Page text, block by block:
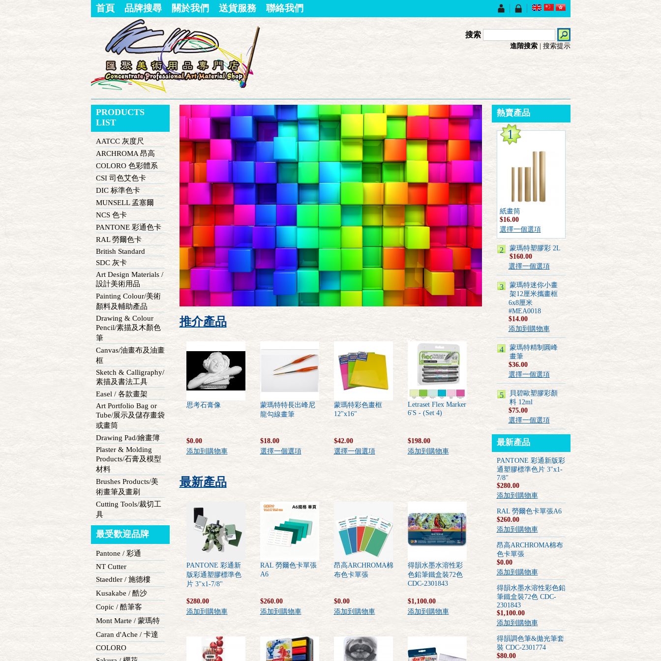
搜索
進階搜索| 搜索提示
首頁 品牌搜尋 關於我們 送貨服務 聯絡我們
PRODUCTS
LIST
AATCC 灰度尺
ARCHROMA 昂高
COLORO 色彩體系
CSI 司色艾色卡
DIC 标準色卡
MUNSELL 孟塞爾
NCS 色卡
PANTONE 彩通色卡
RAL 勞爾色卡
British Standard
SDC 灰卡
Art Design Materials /
設計美術用品
Painting Colour/美術
顏料及輔助產品
Drawing & Colour
Pencil/素描及木顏色
筆
Canvas/油畫布及油畫
框
Sketch & Calligraphy/
素描及書法工具
Easel / 各款畫架
Art Portfolio Bag or
Tube/展示及儲存畫袋
或畫筒
Drawing Pad/繪畫簿
Plaster & Molding
Products/石膏及模型
材料
Brushes Products/美
術畫筆及畫刷
Cutting Tools/裁切工
具
最受歡迎品牌
Pantone / 彩通
NT Cutter
Staedtler / 施德樓
Kusakabe / 酷沙
Copic / 酷筆客
Mont Marte / 蒙瑪特
Caran d'Ache / 卡達
COLORO
推介產品
思考石膏像
$0.00
添加到購物車
蒙瑪特特長出峰尼
龍勾線畫筆
$18.00
選擇一個選項
蒙瑪特彩色畫框
12"x16"
$42.00
選擇一個選項
Letraset Flex Marker
6'S - (Set 4)
$198.00
添加到購物車
最新產品
PANTONE 彩通新
版彩通塑膠標準色
片 3"x1-7/8"
$280.00
添加到購物車
RAL 勞爾色卡單張
A6
$260.00
添加到購物車
昂高ARCHROMA棉
布色卡單張
$0.00
添加到購物車
得韻水墨水溶性彩
色鉛筆鐵盒裝72色
CDC-2301843
$1,100.00
添加到購物車
熱賣產品
1
紙畫筒
$16.00
選擇一個選項
2
蒙瑪特塑膠彩 2L
$160.00
選擇一個選項
3
蒙瑪特迷你小畫
架12厘米攜畫框
6x8厘米
#MEA0018
$14.00
添加到購物車
4
蒙瑪特精制圓峰
畫筆
$36.00
選擇一個選項
5
貝碧歐塑膠彩顏
料 12ml
$75.00
選擇一個選項
最新產品
PANTONE 彩通新版彩
通塑膠標準色片 3"x1-
7/8"
$280.00
添加到購物車
RAL 勞爾色卡單張A6
$260.00
添加到購物車
昂高ARCHROMA棉布
色卡單張
$0.00
添加到購物車
得韻水墨水溶性彩色鉛
筆鐵盒裝72色 CDC-
2301843
$1,100.00
添加到購物車
得韻調色筆&拋光筆套
裝 CDC-2301774
$80.00